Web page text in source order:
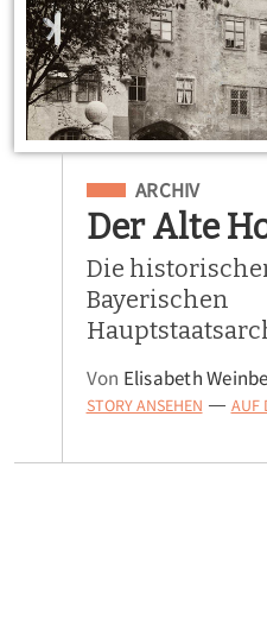
Eingeordnet unter
ARCHIV
Der Alte
Die
Bayerischen
Von Elisabeth
STORY ANSEHEN — AUF